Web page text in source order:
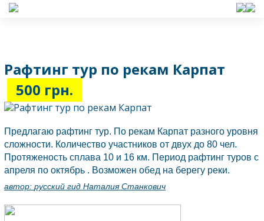
Рафтинг тур по рекам Карпат
500 грн.
Предлагаю рафтинг тур. По рекам Карпат разного уровня
сложности. Количество участников от двух до 80 чел.
Протяженость сплава 10 и 16 км. Период рафтинг туров с
апреля по октябрь . Возможен обед на берегу реки.
автор: русский гид Наталия Станкович